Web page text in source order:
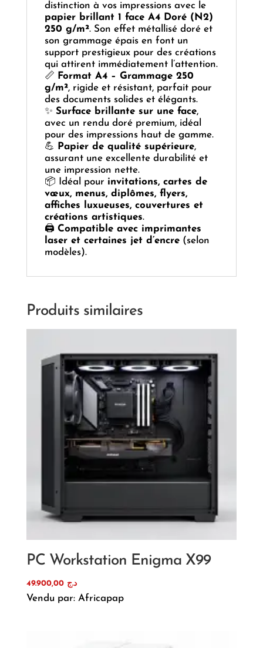
distinction à vos impressions avec le
papier brillant 1 face A4 Doré (N2)
250 g/m². Son effet métallisé doré et
son grammage épais en font un
support prestigieux pour des créations
qui attirent immédiatement l’attention.
📏 Format A4 – Grammage 250
g/m², rigide et résistant, parfait pour
des documents solides et élégants.
✨ Surface brillante sur une face,
avec un rendu doré premium, idéal
pour des impressions haut de gamme.
💪
Papier de qualité supérieure,
assurant une excellente durabilité et
une impression nette.
📦 Idéal pour invitations, cartes de
vœux, menus, diplômes, flyers,
affiches luxueuses, couvertures et
créations artistiques.
🖨️ Compatible avec imprimantes
laser et certaines jet d’encre(selon
modèles).
Produits similaires
PC Workstation Enigma X99
د.ج 49.900,00
Vendu par: Africapap